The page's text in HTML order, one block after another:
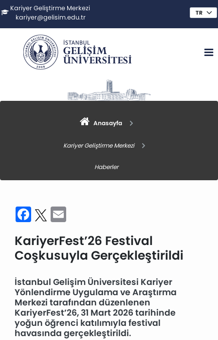
Kariyer Geliştirme Merkezi
kariyer@gelisim.edu.tr
Anasayfa
Kariyer Geliştirme Merkezi
Haberler
Facebook
Twitter
KariyerFest’26 Festival
Coşkusuyla Gerçekleştirildi
İstanbul Gelişim Üniversitesi Kariyer
Yönlendirme Uygulama ve Araştırma
Merkezi tarafından düzenlenen
KariyerFest’26, 31 Mart 2026 tarihinde
yoğun öğrenci katılımıyla festival
havasında gerçekleştirildi.